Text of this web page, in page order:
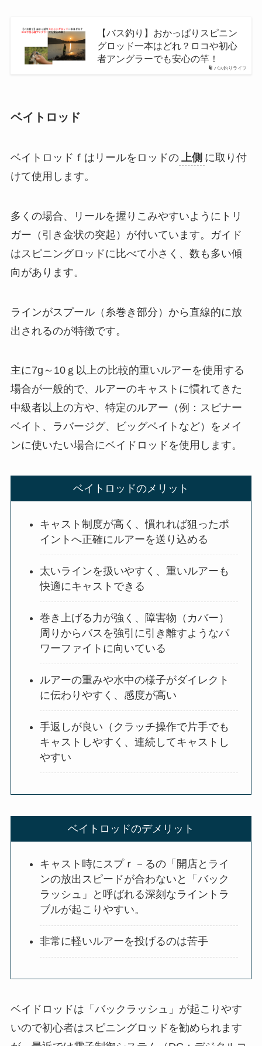
バス釣りライフ
【バス釣り】おかっぱりスピニン
グロッド一本はどれ？ロコや初心
者アングラーでも安心の竿！
ベイトロッド
ベイトロッドｆはリールをロッドの 上側 に取り付
けて使用します。
多くの場合、リールを握りこみやすいようにトリ
ガー（引き金状の突起）が付いています。ガイド
はスピニングロッドに比べて小さく、数も多い傾
向があります。
ラインがスプール（糸巻き部分）から直線的に放
出されるのが特徴です。
主に7g～10ｇ以上の比較的重いルアーを使用する
場合が一般的で、ルアーのキャストに慣れてきた
中級者以上の方や、特定のルアー（例：スピナー
ベイト、ラバージグ、ビッグベイトなど）をメイ
ンに使いたい場合にベイドロッドを使用します。
ベイトロッドのメリット
キャスト制度が高く、慣れれば狙ったポ
イントへ正確にルアーを送り込める
太いラインを扱いやすく、重いルアーも
快適にキャストできる
巻き上げる力が強く、障害物（カバー）
周りからバスを強引に引き離すようなパ
ワーファイトに向いている
ルアーの重みや水中の様子がダイレクト
に伝わりやすく、感度が高い
手返しが良い（クラッチ操作で片手でも
キャストしやすく、連続してキャストし
やすい
ベイトロッドのデメリット
キャスト時にスプｒ－るの「開店とライ
ンの放出スピードが合わないと「バック
ラッシュ」と呼ばれる深刻なライントラ
ブルが起こりやすい。
非常に軽いルアーを投げるのは苦手
ベイドロッドは「バックラッシュ」が起こりやす
いので初心者はスピニングロッドを勧められます